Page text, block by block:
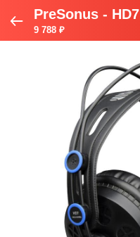
PreSonus - HD7
9 788 ₽